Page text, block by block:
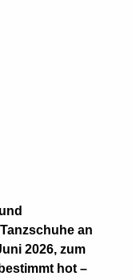
an
2026, zum
hot –